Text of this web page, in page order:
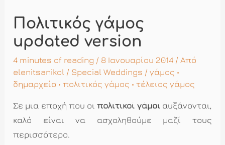
Πολιτικός γάμος
updated version
4 minutes of reading / 8 Ιανουαρίου 2014 / Από
elenitsanikol / Special Weddings /γάμος •
δημαρχείο •πολιτικός γάμος •τέλειος γάμος
Σε μια εποχή που οιπολιτικοί γάμοιαυξάνονται,
καλό είναι να ασχοληθούμε μαζί τους
περισσότερο.